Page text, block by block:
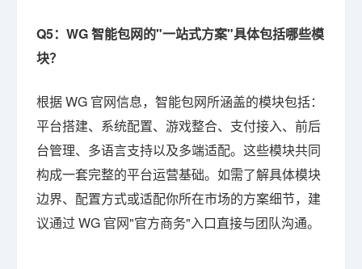
Q5：WG 智能包网的"一站式方案"具体包括哪些模
块？
根据 WG 官网信息，智能包网所涵盖的模块包括：
平台搭建、系统配置、游戏整合、支付接入、前后
台管理、多语言支持以及多端适配。这些模块共同
构成一套完整的平台运营基础。如需了解具体模块
边界、配置方式或适配你所在市场的方案细节，建
议通过 WG 官网"官方商务"入口直接与团队沟通。